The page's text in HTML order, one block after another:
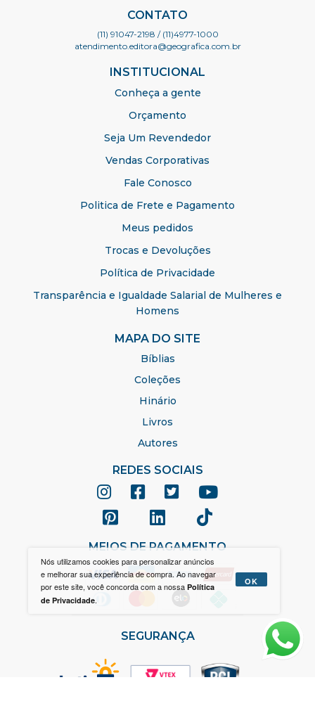
Nós utilizamos cookies para personalizar anúncios
e melhorar sua experiência de compra. Ao navegar
por este site, você concorda com a nossa Política
de Privacidade.
OK
CONTATO
(11) 91047-2198 / (11)4977-1000
atendimento.editora@geografica.com.br
INSTITUCIONAL
Conheça a gente
Orçamento
Seja Um Revendedor
Vendas Corporativas
Fale Conosco
Politica de Frete e Pagamento
Meus pedidos
Trocas e Devoluções
Política de Privacidade
Transparência e Igualdade Salarial de Mulheres e
Homens
MAPA DO SITE
Bíblias
Coleções
Hinário
Livros
Autores
REDES SOCIAIS
MEIOS DE PAGAMENTO
SEGURANÇA